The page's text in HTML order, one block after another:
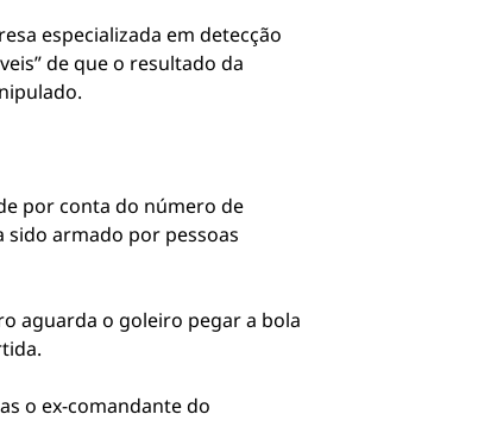
especializada em detecção
de que o resultado da
por conta do número de
armado por pessoas
aguarda o goleiro pegar a bola
o ex-comandante do